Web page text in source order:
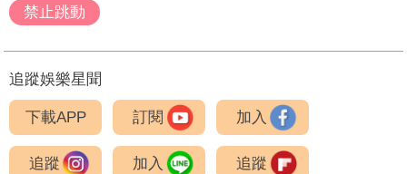
禁止跳動
追蹤娛樂星聞
下載APP 訂閱 加入
追蹤 加入 追蹤